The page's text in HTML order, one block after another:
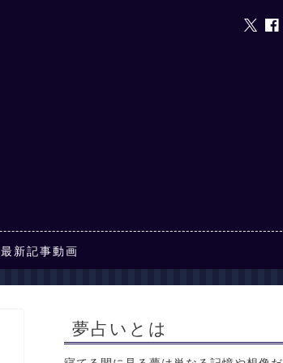
最新記事動画
夢占いとは